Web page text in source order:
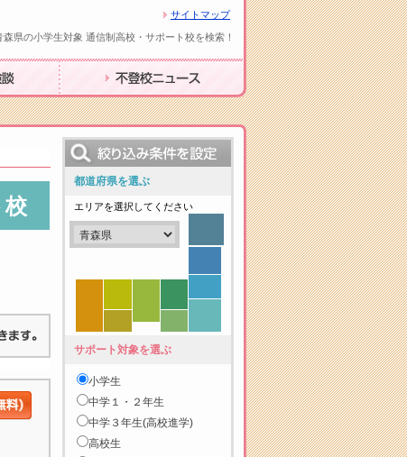
サイトマップ
森県の小学生対象 通信制高校・サポート校を検索！
不登校ニュース
校
都道府県を選ぶ
エリアを選択してください
サポート対象を選ぶ
小学生
中学１・２年生
中学３年生(高校進学)
高校生